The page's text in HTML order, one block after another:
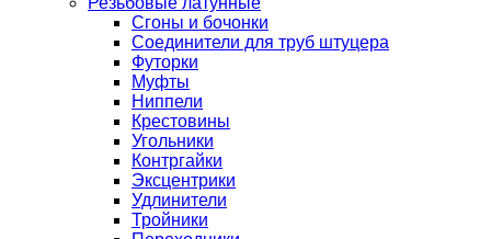
Сгоны и бочонки
Соединители для труб штуцера
Футорки
Муфты
Ниппели
Крестовины
Угольники
Контргайки
Эксцентрики
Удлинители
Тройники